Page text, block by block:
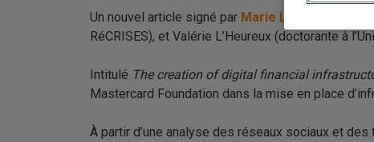
Un nouvel article signé par Marie Langevin
RéCRISES), et Valérie L’Heureux (doctorante à
Intitulé The creation of digital financial
Mastercard Foundation dans la mise en place
À partir d’une analyse des réseaux sociaux et